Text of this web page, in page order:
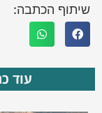
שיתוף הכתבה:
עוד